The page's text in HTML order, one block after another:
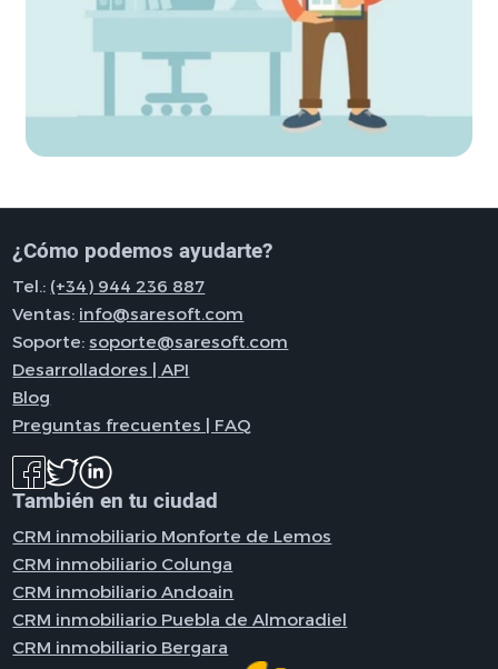
¿Cómo podemos ayudarte?
Tel.: (+34) 944 236 887
Ventas: info@saresoft.com
Soporte:soporte@saresoft.com
Desarrolladores | API
Blog
Preguntas frecuentes | FAQ
También en tu ciudad
CRM inmobiliario Monforte de Lemos
CRM inmobiliario Colunga
CRM inmobiliario Andoain
CRM inmobiliario Puebla de Almoradiel
CRM inmobiliario Bergara